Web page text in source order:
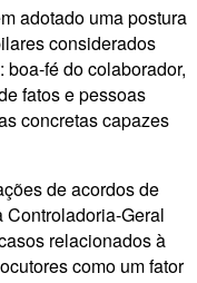
adotado uma postura
considerados
fé do colaborador,
fatos e pessoas
concretas capazes
de acordos de
Geral
relacionados à
como um fator